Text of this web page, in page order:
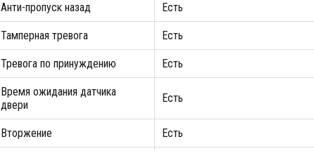
Анти-пропуск назад Есть
Тамперная тревога Есть
Тревога по принуждению Есть
Время ожидания датчика
двери
Есть
Вторжение Есть